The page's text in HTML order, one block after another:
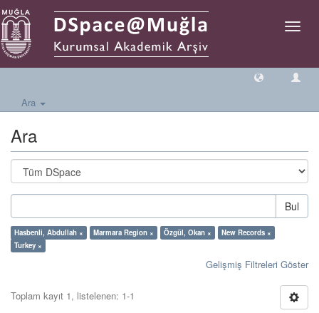
Geçiş
Ara
Ara
Bul
Hasbenli, Abdullah × Marmara Region × Özgül, Okan ×
New Records ×
Turkey ×
Gelişmiş Filtreleri Göster
Toplam kayıt 1, listelenen: 1-1